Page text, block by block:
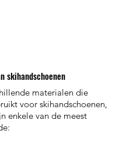
skihandschoenen
materialen die
voor skihandschoenen,
enkele van de meest